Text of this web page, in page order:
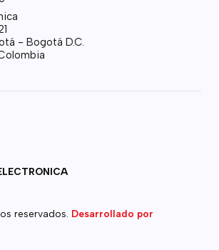
- Bogotá D.C.
reservados. Desarrollado por